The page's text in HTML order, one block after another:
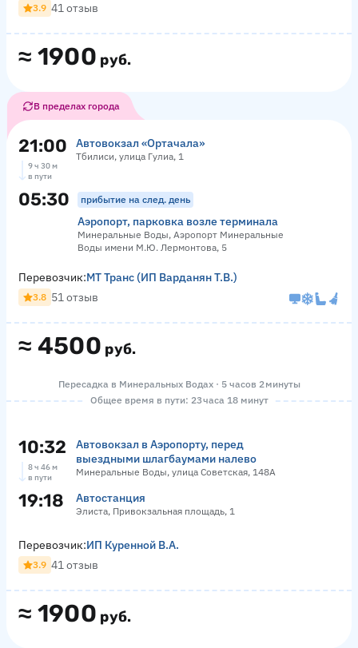
≈ 1900 руб.
3.9 41 отзыв
В пределах города
21:00 Автовокзал «Ортачала»
Тбилиси, улица Гулиа, 1
9 ч 30 м
в пути
05:30 прибытие на след. день
Аэропорт, парковка возле терминала
Минеральные Воды, Аэропорт Минеральные
Воды имени М.Ю. Лермонтова, 5
≈ 4500 руб.
Перевозчик:МТ Транс (ИП Варданян Т.В.)
3.8 51 отзыв
Пересадка в Минеральных Водах · 5 часов 2 минуты
Общее время в пути: 23 часа 18 минут
10:32
Автовокзал в Аэропорту, перед
выездными шлагбаумами налево
Минеральные Воды, улица Советская, 148А
8 ч 46 м
в пути
19:18 Автостанция
Элиста, Привокзальная площадь, 1
≈ 1900 руб.
Перевозчик:ИП Куренной В.А.
3.9 41 отзыв